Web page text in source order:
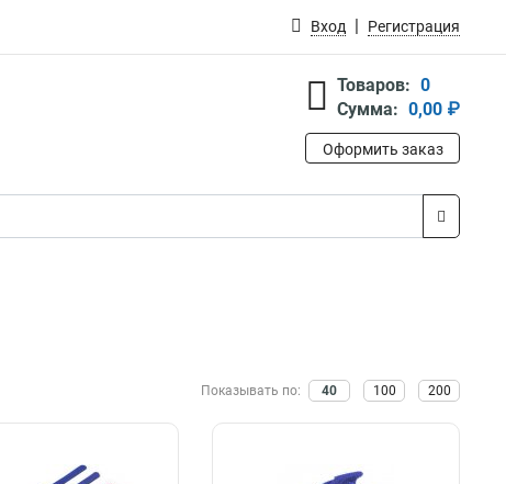
Вход Регистрация
Товаров: 0
Сумма: 0,00 ₽
Оформить заказ
Показывать по: 40 100 200